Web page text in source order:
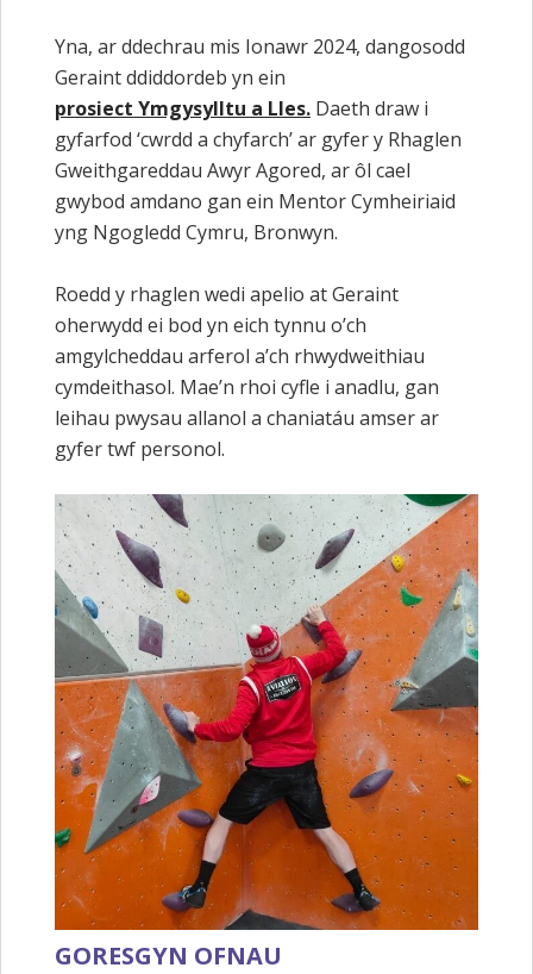
Yna, ar ddechrau mis Ionawr 2024, dangosodd
Geraint ddiddordeb yn ein
prosiect Ymgysylltu a Lles. Daeth draw i
gyfarfod ‘cwrdd a chyfarch’ ar gyfer y Rhaglen
Gweithgareddau Awyr Agored, ar ôl cael
gwybod amdano gan ein Mentor Cymheiriaid
yng Ngogledd Cymru, Bronwyn.
Roedd y rhaglen wedi apelio at Geraint
oherwydd ei bod yn eich tynnu o’ch
amgylcheddau arferol a’ch rhwydweithiau
cymdeithasol. Mae’n rhoi cyfle i anadlu, gan
leihau pwysau allanol a chaniatáu amser ar
gyfer twf personol.
GORESGYN OFNAU